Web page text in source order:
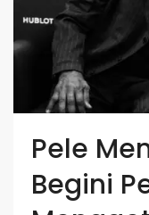
Pele
Begini